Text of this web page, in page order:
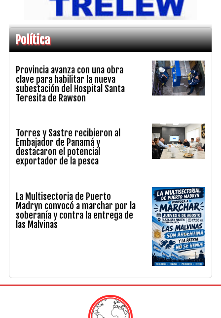
Política
Provincia avanza con una obra
clave para habilitar la nueva
subestación del Hospital Santa
Teresita de Rawson
Torres y Sastre recibieron al
Embajador de Panamá y
destacaron el potencial
exportador de la pesca
La Multisectoria de Puerto
Madryn convocó a marchar por la
soberanía y contra la entrega de
las Malvinas